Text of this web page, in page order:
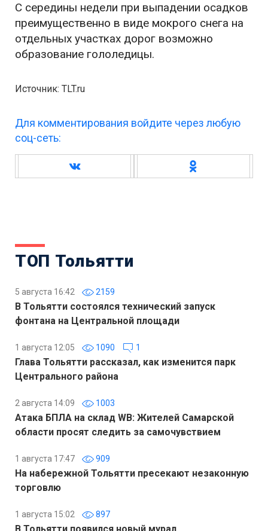
С середины недели при выпадении осадков
преимущественно в виде мокрого снега на
отдельных участках дорог возможно
образование гололедицы.
Источник: TLT.ru
Для комментирования войдите через любую
соц-сеть:
ТОП Тольятти
5 августа 16:42 2159
В Тольятти состоялся технический запуск
фонтана на Центральной площади
1 августа 12:05 1090 1
Глава Тольятти рассказал, как изменится парк
Центрального района
2 августа 14:09 1003
Атака БПЛА на склад WB: Жителей Самарской
области просят следить за самочувствием
1 августа 17:47 909
На набережной Тольятти пресекают незаконную
торговлю
1 августа 15:02 897